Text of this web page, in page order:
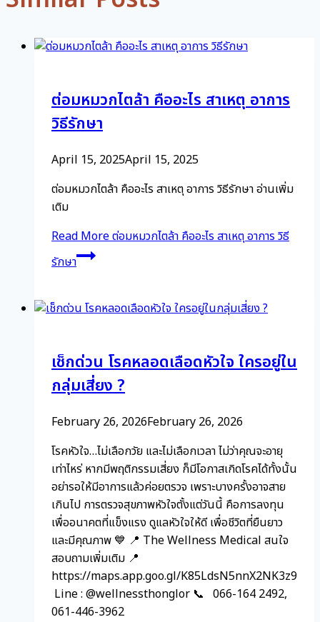
ต่อมหมวกไตล้า คืออะไร สาเหตุ อาการ
วิธีรักษา
April 15, 2025April 15, 2025
ต่อมหมวกไตล้า คืออะไร สาเหตุ อาการ วิธีรักษา อ่านเพิ่ม
เติม
Read Moreต่อมหมวกไตล้า คืออะไร สาเหตุ อาการ วิธี
รักษา
เช็กด่วน โรคหลอดเลือดหัวใจ ใครอยู่ใน
กลุ่มเสี่ยง ?
February 26, 2026February 26, 2026
โรคหัวใจ…ไม่เลือกวัย และไม่เลือกเวลา ไม่ว่าคุณจะอายุ
เท่าไหร่ หากมีพฤติกรรมเสี่ยง ก็มีโอกาสเกิดโรคได้ทั้งนั้น
อย่ารอให้มีอาการแล้วค่อยตรวจ เพราะบางครั้งอาจสาย
เกินไป การตรวจสุขภาพหัวใจตั้งแต่วันนี้ คือการลงทุน
เพื่ออนาคตที่แข็งแรง ดูแลหัวใจให้ดี เพื่อชีวิตที่ยืนยาว
และมีคุณภาพ 💙 📍 The Wellness Medical สนใจ
สอบถามเพิ่มเติม 📍
https://maps.app.goo.gl/K85LdsN5nnX2NK3z9
Line : @wellnessthonglor 📞 066-164 2492,
061-446-3962